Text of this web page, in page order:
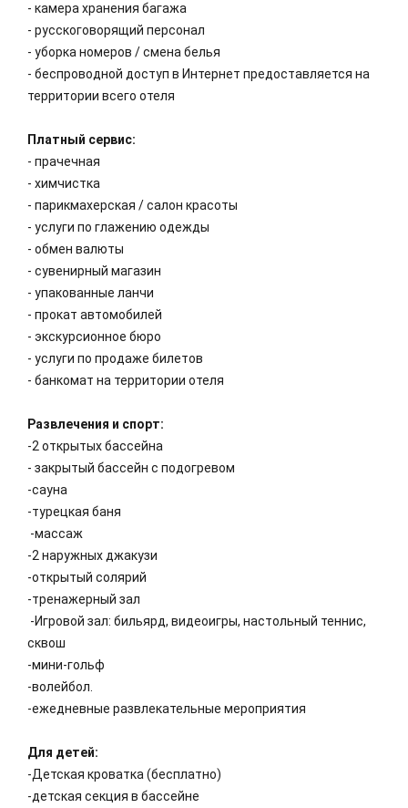
- камера хранения багажа
- русскоговорящий персонал
- уборка номеров / смена белья
- беспроводной доступ в Интернет предоставляется на
территории всего отеля
Платный сервис:
- прачечная
- химчистка
- парикмахерская / салон красоты
- услуги по глажению одежды
- обмен валюты
- сувенирный магазин
- упакованные ланчи
- прокат автомобилей
- экскурсионное бюро
- услуги по продаже билетов
- банкомат на территории отеля
Развлечения и спорт:
-2 открытых бассейна
- закрытый бассейн с подогревом
-сауна
-турецкая баня
-массаж
-2 наружных джакузи
-открытый солярий
-тренажерный зал
-Игровой зал: бильярд, видеоигры, настольный теннис,
сквош
-мини-гольф
-волейбол.
-ежедневные развлекательные мероприятия
Для детей:
-Детская кроватка (бесплатно)
-детская секция в бассейне